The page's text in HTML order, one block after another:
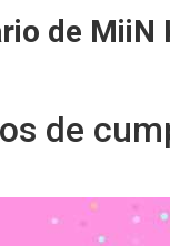
de MiiN
de